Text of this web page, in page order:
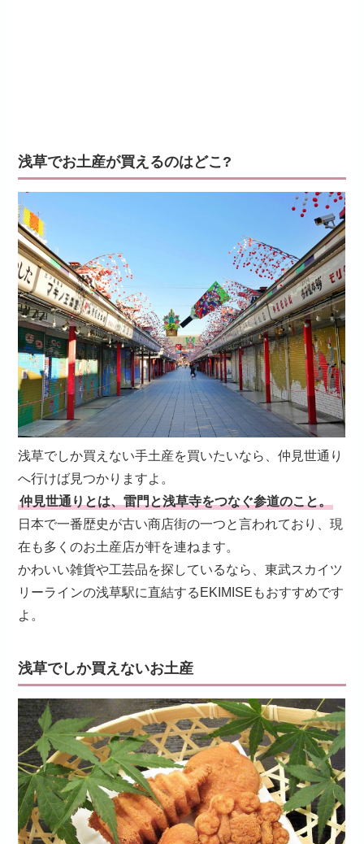
浅草でお土産が買えるのはどこ?
浅草でしか買えない手土産を買いたいなら、仲見世通り
へ行けば見つかりますよ。
仲見世通りとは、雷門と浅草寺をつなぐ参道のこと。
日本で一番歴史が古い商店街の一つと言われており、現
在も多くのお土産店が軒を連ねます。
かわいい雑貨や工芸品を探しているなら、東武スカイツ
リーラインの浅草駅に直結するEKIMISEもおすすめです
よ。
浅草でしか買えないお土産